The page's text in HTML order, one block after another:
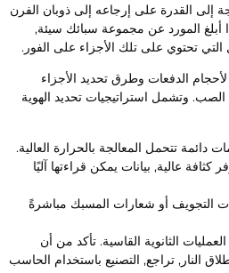
القدرة على إرجاعه إلى ذوبان الفرن
المورد عن مجموعة سبائك سيئة,
تحتوي على تلك الأجزاء على الفور.
الدفعات وطرق تحديد الأجزاء
وتشمل استراتيجيات تحديد الهوية
تتحمل المعالجة بالحرارة العالية.
عالية, بيانات يمكن قراءتها آليًا
أو شعارات المسبك مباشرةً
الثانوية القاسية. تأكد من أن
النار, تراجع, التصنيع باستخدام الحاسب